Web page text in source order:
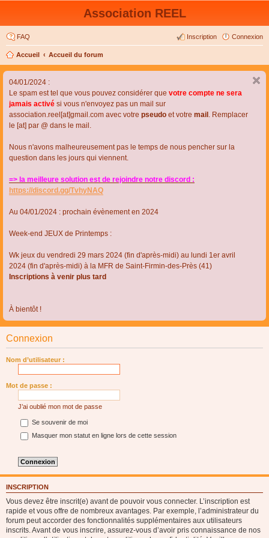
Association REEL
FAQ Connexion
Inscription
Accueil Accueil du forum
04/01/2024 :
Le spam est tel que vous pouvez considérer que votre compte ne sera
jamais activé si vous n'envoyez pas un mail sur
association.reel[at]gmail.com avec votre pseudo et votre mail . Remplacer
le [at] par @ dans le mail.
Nous n'avons malheureusement pas le temps de nous pencher sur la
question dans les jours qui viennent.
=> la meilleure solution est de rejoindre notre discord :
https://discord.gg/TvhyNAQ
Au 04/01/2024 : prochain évènement en 2024
Week-end JEUX de Printemps :
Wk jeux du vendredi 29 mars 2024 (fin d'après-midi) au lundi 1er avril
2024 (fin d'après-midi) à la MFR de Saint-Firmin-des-Près (41)
Inscriptions à venir plus tard
À bientôt !
Connexion
Nom d’utilisateur :
Mot de passe :
J’ai oublié mon mot de passe
Se souvenir de moi
Masquer mon statut en ligne lors de cette session
INSCRIPTION
Vous devez être inscrit(e) avant de pouvoir vous connecter. L’inscription est
rapide et vous offre de nombreux avantages. Par exemple, l’administrateur du
forum peut accorder des fonctionnalités supplémentaires aux utilisateurs
inscrits. Avant de vous inscrire, assurez-vous d’avoir pris connaissance de nos